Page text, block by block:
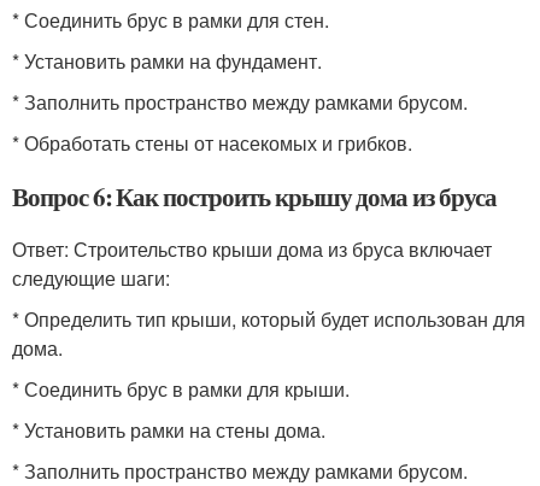
* Соединить брус в рамки для стен.
* Установить рамки на фундамент.
* Заполнить пространство между рамками брусом.
* Обработать стены от насекомых и грибков.
Вопрос 6: Как построить крышу дома из бруса
Ответ: Строительство крыши дома из бруса включает
следующие шаги:
* Определить тип крыши, который будет использован для
дома.
* Соединить брус в рамки для крыши.
* Установить рамки на стены дома.
* Заполнить пространство между рамками брусом.